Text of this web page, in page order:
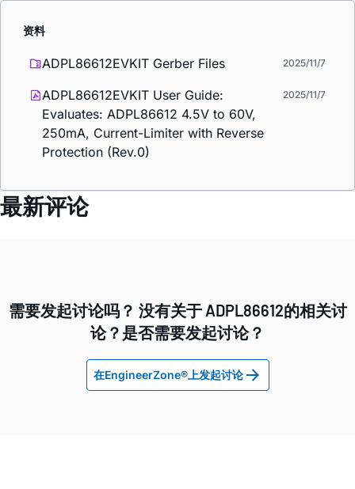
资料
ADPL86612EVKIT Gerber Files 2025/11/7
ADPL86612EVKIT User Guide:
Evaluates: ADPL86612 4.5V to 60V,
250mA, Current-Limiter with Reverse
Protection (Rev.0)
2025/11/7
最新评论
需要发起讨论吗？ 没有关于 ADPL86612的相关讨
论？是否需要发起讨论？
在EngineerZone®上发起讨论